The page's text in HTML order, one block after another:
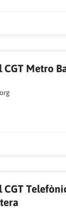
CGT Metro
CGT